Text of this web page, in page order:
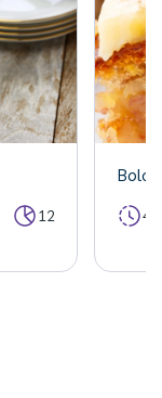
12
Bolo